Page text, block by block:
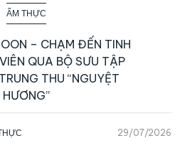
ẨM THỰC
– CHẠM ĐẾN TINH
QUA BỘ SƯU TẬP
THU “NGUYỆT
HƯƠNG”
29/07/2026